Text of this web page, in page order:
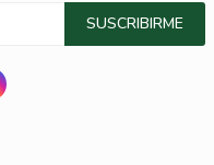
SUSCRIBIRME